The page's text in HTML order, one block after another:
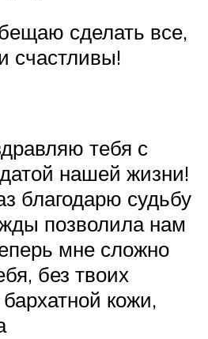
сделать все,
счастливы!
тебя с
нашей жизни!
благодарю судьбу
позволила нам
мне сложно
без твоих
кожи,